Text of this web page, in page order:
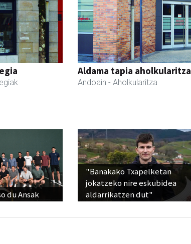
Aldama tapia aholkularitza
Andoain - Aholkularitza
du Ansak
"Banakako Txapelketan
jokatzeko nire eskubidea
aldarrikatzen dut"